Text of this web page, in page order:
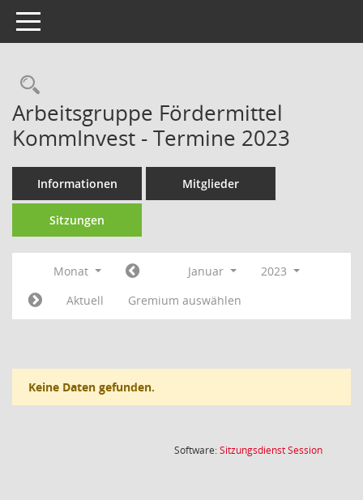
Toggle navigation
Rechercheauswahl
Arbeitsgruppe Fördermittel
KommInvest - Termine 2023
Informationen Mitglieder
Sitzungen
Monat Januar
2023
Aktuell
Gremium auswählen
Keine Daten gefunden.
Software:SitzungsdienstSession(Wird in